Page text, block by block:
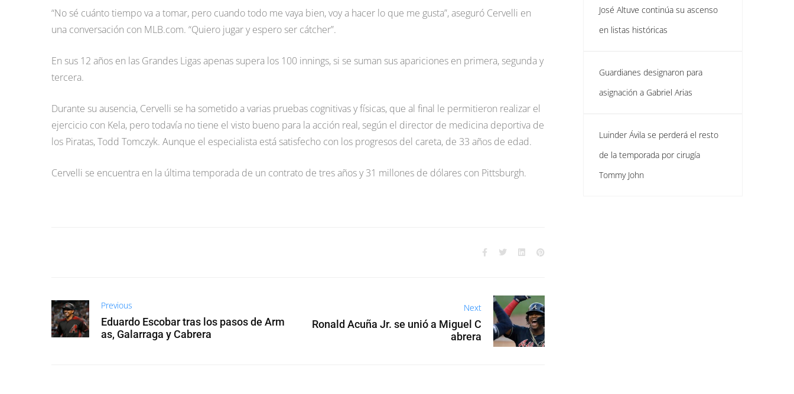
“No sé cuánto tiempo va a tomar, pero cuando todo me vaya bien, voy a hacer lo que me gusta”, aseguró Cervelli en
una conversación con MLB.com. “Quiero jugar y espero ser cátcher”.
En sus 12 años en las Grandes Ligas apenas supera los 100 innings, si se suman sus apariciones en primera, segunda y
tercera.
Durante su ausencia, Cervelli se ha sometido a varias pruebas cognitivas y físicas, que al final le permitieron realizar el
ejercicio con Kela, pero todavía no tiene el visto bueno para la acción real, según el director de medicina deportiva de
los Piratas, Todd Tomczyk. Aunque el especialista está satisfecho con los progresos del careta, de 33 años de edad.
Cervelli se encuentra en la última temporada de un contrato de tres años y 31 millones de dólares con Pittsburgh.
Previous
Eduardo Escobar tras los pasos de Arm
as, Galarraga y Cabrera
Next
Ronald Acuña Jr. se unió a Miguel C
abrera
José Altuve continúa su ascenso
en listas históricas
Guardianes designaron para
asignación a Gabriel Arias
Luinder Ávila se perderá el resto
de la temporada por cirugía
Tommy John